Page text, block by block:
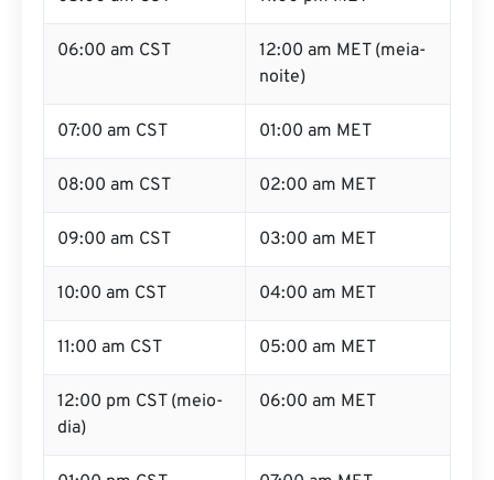
06:00 am CST
12:00 am MET (meia-
noite)
07:00 am CST 01:00 am MET
08:00 am CST 02:00 am MET
09:00 am CST 03:00 am MET
10:00 am CST 04:00 am MET
11:00 am CST 05:00 am MET
12:00 pm CST (meio-
dia)
06:00 am MET